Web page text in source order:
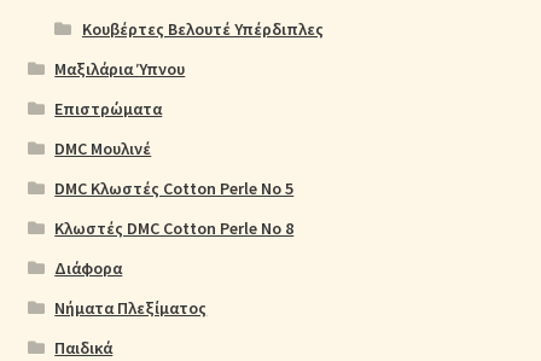
Κουβέρτες Βελουτέ Υπέρδιπλες
Μαξιλάρια Ύπνου
Επιστρώματα
DMC Μουλινέ
DMC Κλωστές Cotton Perle No 5
Κλωστές DMC Cotton Perle No 8
Διάφορα
Νήματα Πλεξίματος
Παιδικά